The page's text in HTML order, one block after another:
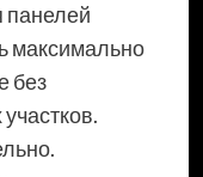
панелей
максимально
без